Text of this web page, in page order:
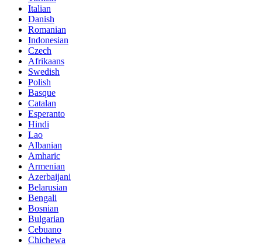
Italian
Danish
Romanian
Indonesian
Czech
Afrikaans
Swedish
Polish
Basque
Catalan
Esperanto
Hindi
Lao
Albanian
Amharic
Armenian
Azerbaijani
Belarusian
Bengali
Bosnian
Bulgarian
Cebuano
Chichewa